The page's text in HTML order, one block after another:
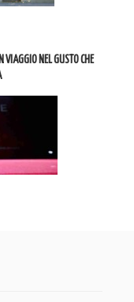
VIAGGIO NEL GUSTO CHE